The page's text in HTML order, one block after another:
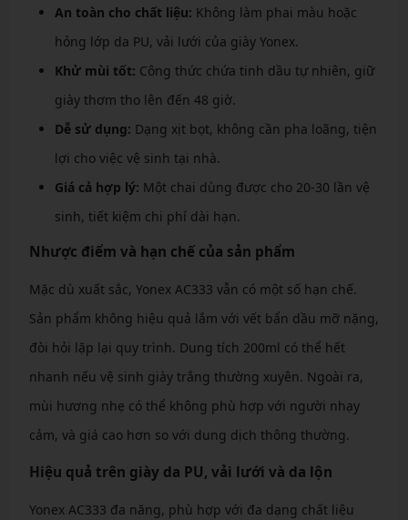
An toàn cho chất liệu: Không làm phai màu hoặc
hỏng lớp da PU, vải lưới của giày Yonex.
Khử mùi tốt: Công thức chứa tinh dầu tự nhiên, giữ
giày thơm tho lên đến 48 giờ.
Dễ sử dụng: Dạng xịt bọt, không cần pha loãng, tiện
lợi cho việc vệ sinh tại nhà.
Giá cả hợp lý: Một chai dùng được cho 20-30 lần vệ
sinh, tiết kiệm chi phí dài hạn.
Nhược điểm và hạn chế của sản phẩm
Mặc dù xuất sắc, Yonex AC333 vẫn có một số hạn chế.
Sản phẩm không hiệu quả lắm với vết bẩn dầu mỡ nặng,
đòi hỏi lặp lại quy trình. Dung tích 200ml có thể hết
nhanh nếu vệ sinh giày trắng thường xuyên. Ngoài ra,
mùi hương nhẹ có thể không phù hợp với người nhạy
cảm, và giá cao hơn so với dung dịch thông thường.
Hiệu quả trên giày da PU, vải lưới và da lộn
Yonex AC333 đa năng, phù hợp với đa dạng chất liệu